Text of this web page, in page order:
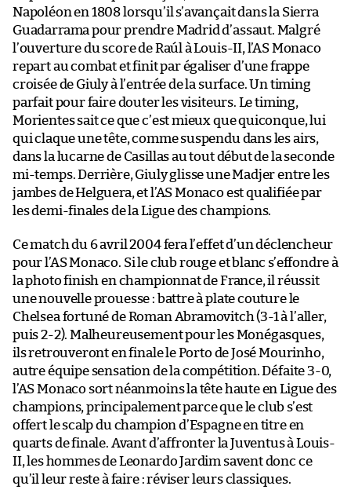
Napoléon en 1808 lorsqu’il s’avançait dans la Sierra
Guadarrama pour prendre Madrid d’assaut. Malgré
l’ouverture du score de Raúl à Louis-II, l’AS Monaco
repart au combat et finit par égaliser d’une frappe
croisée de Giuly à l’entrée de la surface. Un timing
parfait pour faire douter les visiteurs. Le timing,
Morientes sait ce que c’est mieux que quiconque, lui
qui claque une tête, comme suspendu dans les airs,
dans la lucarne de Casillas au tout début de la seconde
mi-temps. Derrière, Giuly glisse une Madjer entre les
jambes de Helguera, et l’AS Monaco est qualifiée par
les demi-finales de la Ligue des champions.
Ce match du 6 avril 2004 fera l’effet d’un déclencheur
pour l’AS Monaco. Si le club rouge et blanc s’effondre à
la photo finish en championnat de France, il réussit
une nouvelle prouesse : battre à plate couture le
Chelsea fortuné de Roman Abramovitch (3-1 à l’aller,
puis 2-2). Malheureusement pour les Monégasques,
ils retrouveront en finale le Porto de José Mourinho,
autre équipe sensation de la compétition. Défaite 3-0,
l’AS Monaco sort néanmoins la tête haute en Ligue des
champions, principalement parce que le club s’est
offert le scalp du champion d’Espagne en titre en
quarts de finale. Avant d’affronter la Juventus à Louis-
II, les hommes de Leonardo Jardim savent donc ce
qu’il leur reste à faire : réviser leurs classiques.